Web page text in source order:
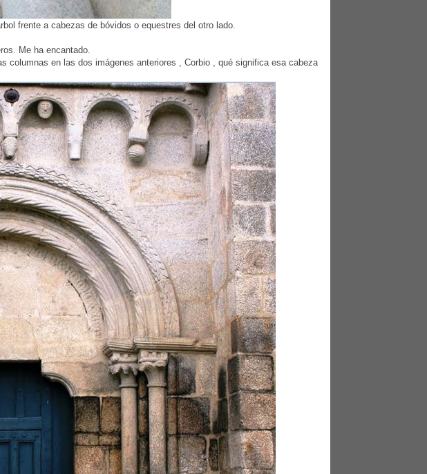
frente a cabezas de bóvidos o equestres del otro lado.
Me ha encantado.
columnas en las dos imágenes anteriores , Corbio , qué significa esa cabeza